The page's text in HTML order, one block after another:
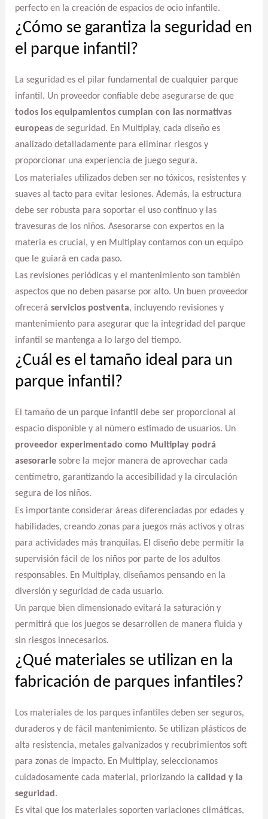
perfecto en la creación de espacios de ocio infantile.
¿Cómo se garantiza la seguridad en
el parque infantil?
La seguridad es el pilar fundamental de cualquier parque
infantil. Un proveedor confiable debe asegurarse de que
todos los equipamientos cumplan con las normativas
europeasde seguridad. En Multiplay, cada diseño es
analizado detalladamente para eliminar riesgos y
proporcionar una experiencia de juego segura.
Los materiales utilizados deben ser no tóxicos, resistentes y
suaves al tacto para evitar lesiones. Además, la estructura
debe ser robusta para soportar el uso continuo y las
travesuras de los niños. Asesorarse con expertos en la
materia es crucial, y en Multiplay contamos con un equipo
que le guiará en cada paso.
Las revisiones periódicas y el mantenimiento son también
aspectos que no deben pasarse por alto. Un buen proveedor
ofrecerá servicios postventa, incluyendo revisiones y
mantenimiento para asegurar que la integridad del parque
infantil se mantenga a lo largo del tiempo.
¿Cuál es el tamaño ideal para un
parque infantil?
El tamaño de un parque infantil debe ser proporcional al
espacio disponible y al número estimado de usuarios. Un
proveedor experimentado como Multiplay podrá
asesorarlesobre la mejor manera de aprovechar cada
centímetro, garantizando la accesibilidad y la circulación
segura de los niños.
Es importante considerar áreas diferenciadas por edades y
habilidades, creando zonas para juegos más activos y otras
para actividades más tranquilas. El diseño debe permitir la
supervisión fácil de los niños por parte de los adultos
responsables. En Multiplay, diseñamos pensando en la
diversión y seguridad de cada usuario.
Un parque bien dimensionado evitará la saturación y
permitirá que los juegos se desarrollen de manera fluida y
sin riesgos innecesarios.
¿Qué materiales se utilizan en la
fabricación de parques infantiles?
Los materiales de los parques infantiles deben ser seguros,
duraderos y de fácil mantenimiento. Se utilizan plásticos de
alta resistencia, metales galvanizados y recubrimientos soft
para zonas de impacto. En Multiplay, seleccionamos
cuidadosamente cada material, priorizando la calidad y la
seguridad .
Es vital que los materiales soporten variaciones climáticas,